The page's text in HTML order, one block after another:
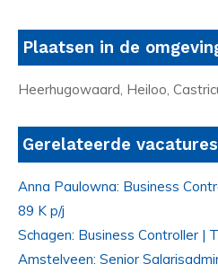
Plaatsen in de
Heerhugowaard, Heiloo,
Gerelateerde
Anna Paulowna: Business
89 K p/j
Schagen: Business Controller |
Amstelveen: Senior